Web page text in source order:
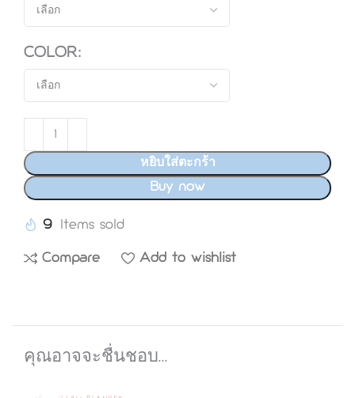
COLOR
หยิบใส่ตะกร้า
Buy now
9
Compare Add to wishlist
คุณอาจจะชื่นชอบ…